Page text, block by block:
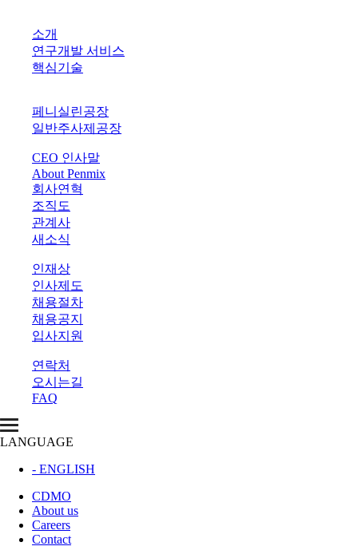
소개
연구개발 서비스
핵심기술
페니실린공장
일반주사제공장
CEO 인사말
About Penmix
회사연혁
조직도
관계사
새소식
인재상
인사제도
채용절차
채용공지
입사지원
연락처
오시는길
FAQ
LANGUAGE
- ENGLISH
CDMO
About us
Careers
Contact